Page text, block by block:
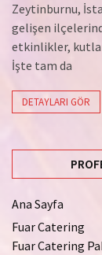
Zeytinburnu,
gelişen
etkinlikler,
İşte tam da
DETAYLARI GÖR
Ana Sayfa
Fuar Catering
Fuar Catering